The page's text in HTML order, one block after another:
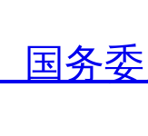
国务